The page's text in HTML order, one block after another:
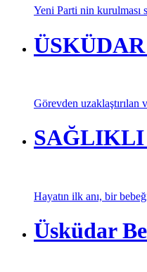
Yeni Parti nin kurulması
Görevden uzaklaştırılan
SAĞLIKLI
Hayatın ilk anı, bir
Üsküdar